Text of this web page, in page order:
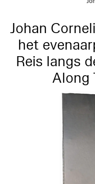
Johan
het
Reis langs
Along